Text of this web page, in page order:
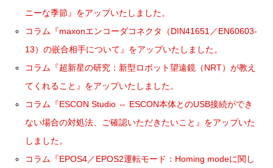
ニーな季節』をアップいたしました。
コラム『maxonエンコーダコネクタ（DIN41651／EN60603-
13）の嵌合相手について』をアップいたしました。
コラム『超新星の研究：新型ロボット望遠鏡（NRT）が教え
てくれること』をアップいたしました。
コラム『ESCON Studio ⇔ ESCON本体とのUSB接続ができ
ない場合の対処法、ご確認いただきたいこと』をアップいた
しました。
コラム『EPOS4／EPOS2運転モード：Homing modeに関し